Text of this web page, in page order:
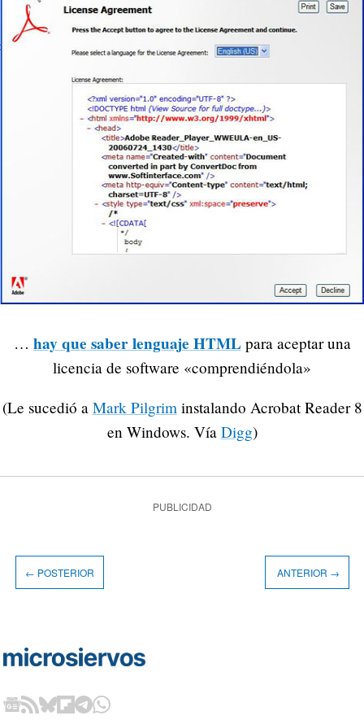
… hay que saber lenguaje HTML para aceptar una
licencia de software «comprendiéndola»
(Le sucedió a Mark Pilgrim instalando Acrobat Reader 8
en Windows. Vía Digg)
PUBLICIDAD
← POSTERIOR ANTERIOR →